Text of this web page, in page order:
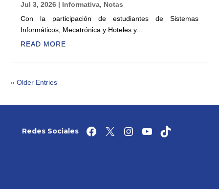
Jul 3, 2026 | Informativa, Notas
Con la participación de estudiantes de Sistemas
Informáticos, Mecatrónica y Hoteles y...
READ MORE
« Older Entries
Redes Sociales Facebook
X Instagram
YouTube
TikTok